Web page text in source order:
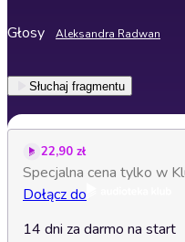
Głosy Aleksandra Radwan
Słuchaj fragmentu
22,90 zł
Specjalna cena tylko w
Dołącz do
14 dni za darmo na start